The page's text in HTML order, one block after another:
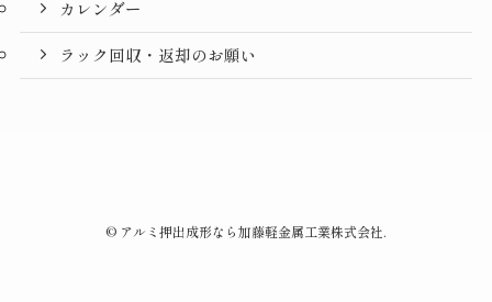
カレンダー
ラック回収・返却のお願い
© アルミ押出成形なら加藤軽金属工業株式会社.